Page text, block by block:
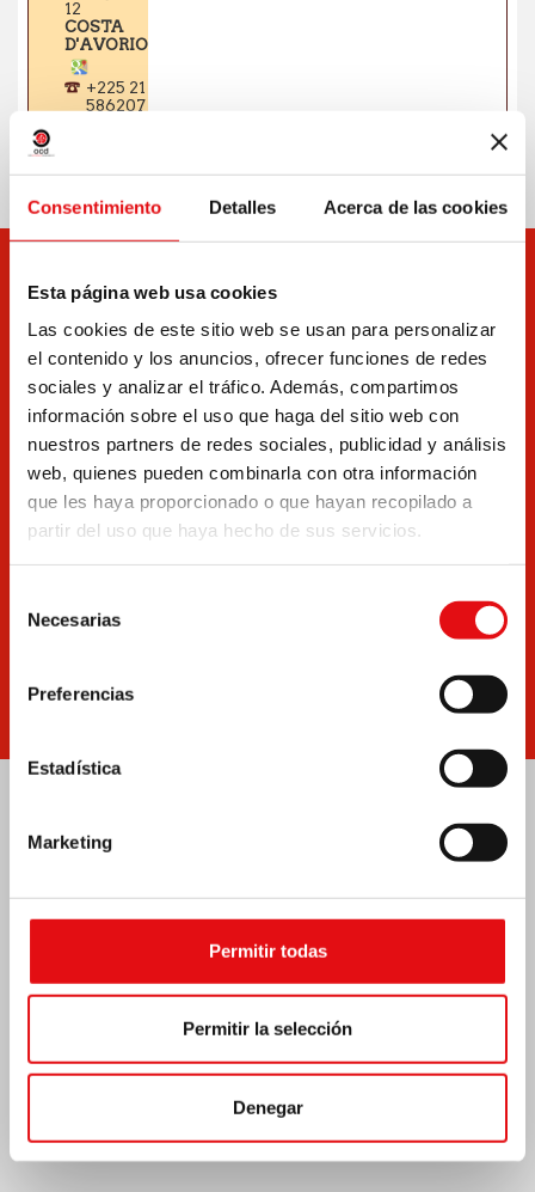
Consentimiento Detalles Acerca de las cookies
Esta página web usa cookies
Las cookies de este sitio web se usan para personalizar
el contenido y los anuncios, ofrecer funciones de redes
sociales y analizar el tráfico. Además, compartimos
información sobre el uso que haga del sitio web con
nuestros partners de redes sociales, publicidad y análisis
web, quienes pueden combinarla con otra información
que les haya proporcionado o que hayan recopilado a
partir del uso que haya hecho de sus servicios.
Necesarias
Preferencias
Estadística
Marketing
Permitir todas
Permitir la selección
Denegar
Documentos Boletín
Escríbenos
421
COMMUNICATIONES
420